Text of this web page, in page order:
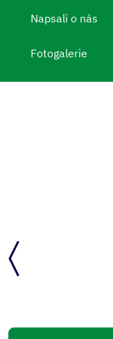
Napsali o nás
Fotogalerie